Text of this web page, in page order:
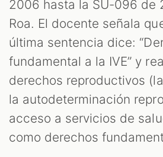
2006 hasta la SU-096 de
Roa. El docente señala
última sentencia dice:
fundamental a la IVE” y
derechos reproductivos
la autodeterminación
acceso a servicios de
como derechos